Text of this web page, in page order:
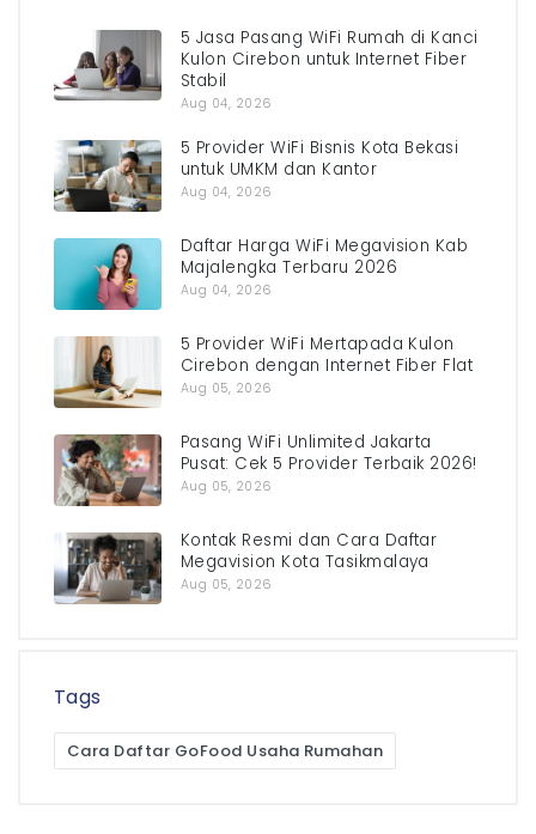
5 Jasa Pasang WiFi Rumah di Kanci
Kulon Cirebon untuk Internet Fiber
Stabil
Aug 04, 2026
5 Provider WiFi Bisnis Kota Bekasi
untuk UMKM dan Kantor
Aug 04, 2026
Daftar Harga WiFi Megavision Kab
Majalengka Terbaru 2026
Aug 04, 2026
5 Provider WiFi Mertapada Kulon
Cirebon dengan Internet Fiber Flat
Aug 05, 2026
Pasang WiFi Unlimited Jakarta
Pusat: Cek 5 Provider Terbaik 2026!
Aug 05, 2026
Kontak Resmi dan Cara Daftar
Megavision Kota Tasikmalaya
Aug 05, 2026
Tags
Cara Daftar GoFood Usaha Rumahan